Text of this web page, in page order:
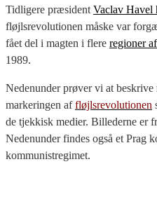
Tidligere præsident Vaclav Havel
fløjlsrevolutionen måske var
fået del i magten i flere regioner
1989.
Nedenunder prøver vi at beskrive
markeringen affløjlsrevolutionen
de tjekkisk medier. Billederne er
Nedenunder findes også et Prag
kommunistregimet.